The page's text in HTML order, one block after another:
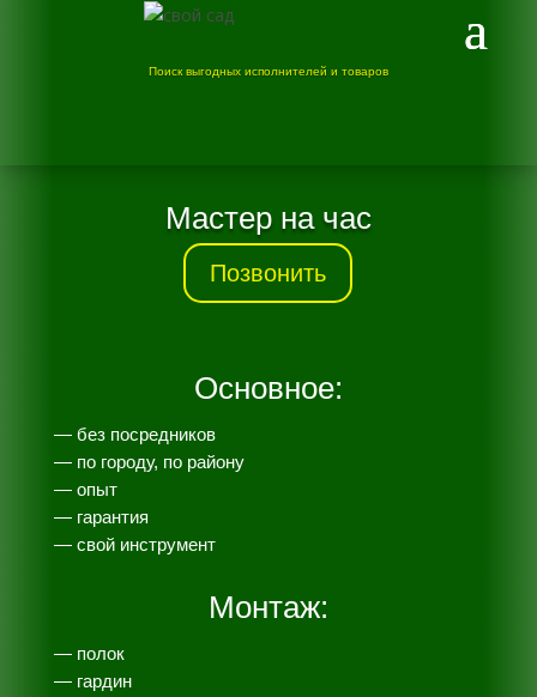
Поиск выгодных исполнителей и товаров
Мастер на час
Позвонить
Основное:
— без посредников
— по городу, по району
— опыт
— гарантия
— свой инструмент
Монтаж:
— полок
— гардин